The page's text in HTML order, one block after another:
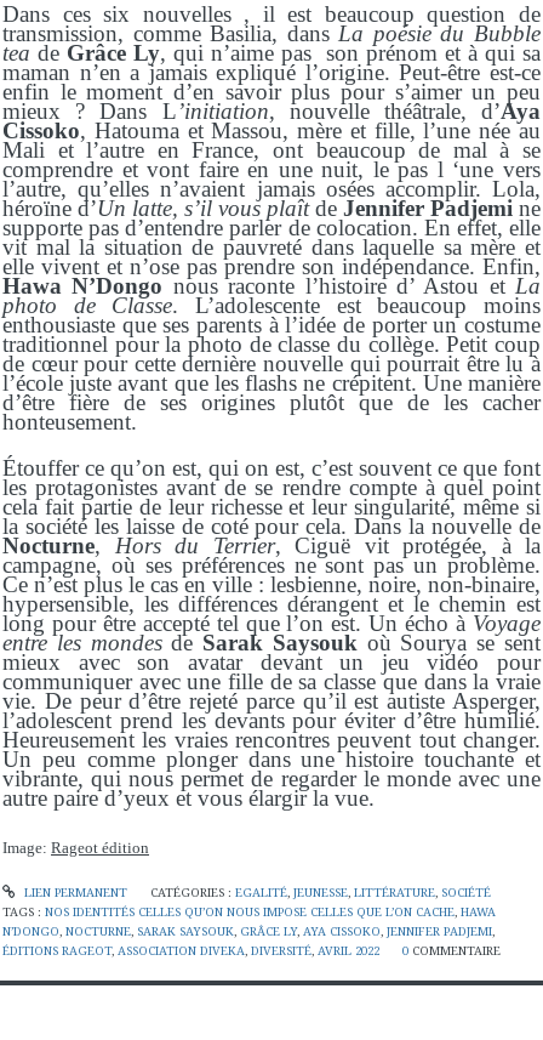
Dans ces six nouvelles , il est beaucoup question de
transmission, comme Basilia, dans La poésie du Bubble
tea de Grâce Ly, qui n’aime pas son prénom et à qui sa
maman n’en a jamais expliqué l’origine. Peut-être est-ce
enfin le moment d’en savoir plus pour s’aimer un peu
mieux ? Dans L’initiation, nouvelle théâtrale, d’Aya
Cissoko, Hatouma et Massou, mère et fille, l’une née au
Mali et l’autre en France, ont beaucoup de mal à se
comprendre et vont faire en une nuit, le pas l ‘une vers
l’autre, qu’elles n’avaient jamais osées accomplir. Lola,
héroïne d’Un latte, s’il vous plaîtde Jennifer Padjemi ne
supporte pas d’entendre parler de colocation. En effet, elle
vit mal la situation de pauvreté dans laquelle sa mère et
elle vivent et n’ose pas prendre son indépendance. Enfin,
Hawa N’Dongo nous raconte l’histoire d’ Astou et La
photo de Classe. L’adolescente est beaucoup moins
enthousiaste que ses parents à l’idée de porter un costume
traditionnel pour la photo de classe du collège. Petit coup
de cœur pour cette dernière nouvelle qui pourrait être lu à
l’école juste avant que les flashs ne crépitent. Une manière
d’être fière de ses origines plutôt que de les cacher
honteusement.
Étouffer ce qu’on est, qui on est, c’est souvent ce que font
les protagonistes avant de se rendre compte à quel point
cela fait partie de leur richesse et leur singularité, même si
la société les laisse de coté pour cela. Dans la nouvelle de
Nocturne, Hors du Terrier, Ciguë vit protégée, à la
campagne, où ses préférences ne sont pas un problème.
Ce n’est plus le cas en ville : lesbienne, noire, non-binaire,
hypersensible, les différences dérangent et le chemin est
long pour être accepté tel que l’on est. Un écho à Voyage
entre les mondesde Sarak Saysoukoù Sourya se sent
mieux avec son avatar devant un jeu vidéo pour
communiquer avec une fille de sa classe que dans la vraie
vie. De peur d’être rejeté parce qu’il est autiste Asperger,
l’adolescent prend les devants pour éviter d’être humilié.
Heureusement les vraies rencontres peuvent tout changer.
Un peu comme plonger dans une histoire touchante et
vibrante, qui nous permet de regarder le monde avec une
autre paire d’yeux et vous élargir la vue.
Image: Rageot édition
LIEN PERMANENT CATÉGORIES : EGALITÉ, JEUNESSE, LITTÉRATURE, SOCIÉTÉ
TAGS : NOS IDENTITÉS CELLES QU’ON NOUS IMPOSE CELLES QUE L’ON CACHE HAWA
N’DONGO NOCTURNE SARAK SAYSOUK GRÂCE LY, AYA CISSOKO JENNIFER PADJEMI
ÉDITIONS RAGEOT, ASSOCIATION DIVEKA DIVERSITÉ AVRIL 2022 0 COMMENTAIRE